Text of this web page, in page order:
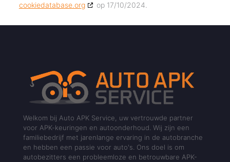
cookiedatabase.org
op 17/10/2024.
Welkom bij Auto APK Service, uw vertrouwde partner
voor APK-keuringen en autoonderhoud. Wij zijn een
familiebedrijf met jarenlange ervaring in de autobranche
en hebben een passie voor auto's. Ons doel is om
autobezitters een probleemloze en betrouwbare APK-